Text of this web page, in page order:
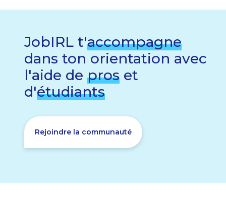
JobIRL t'accompagne
dans ton orientation avec
l'aide de pros et
d'étudiants
Rejoindre la communauté